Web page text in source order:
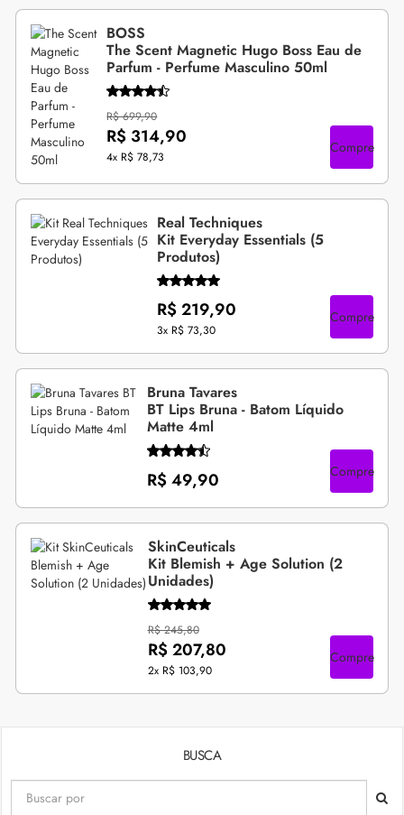
BOSS
The Scent Magnetic Hugo Boss Eau de
Parfum - Perfume Masculino 50ml
R$ 699,90
R$ 314,90
4x R$ 78,73
Compre
Real Techniques
Kit Everyday Essentials (5
Produtos)
R$ 219,90
3x R$ 73,30
Compre
Bruna Tavares
BT Lips Bruna - Batom Líquido
Matte 4ml
R$ 49,90 Compre
SkinCeuticals
Kit Blemish + Age Solution (2
Unidades)
R$ 245,80
R$ 207,80
2x R$ 103,90
Compre
BUSCA